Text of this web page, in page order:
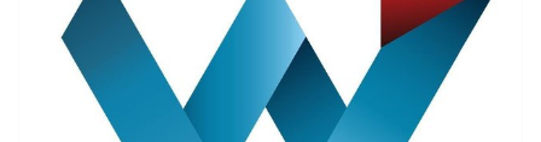
sprawiedliwości.– Nie ma demokracji bez wolności
słowa, bez wolności debaty – zapewnił, wskazując przy
tym, że owe wartości są obecnie zagrożone.